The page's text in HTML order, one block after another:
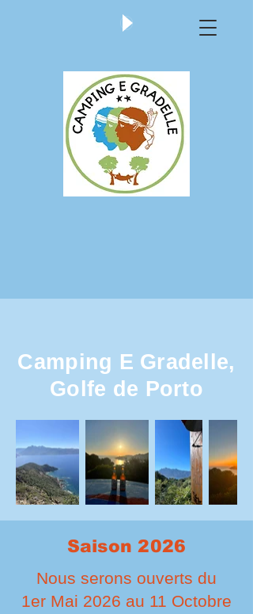
Camping E Gradelle,
Golfe de Porto
Saison 2026
Nous serons ouverts du
1er Mai 2026 au 11 Octobre